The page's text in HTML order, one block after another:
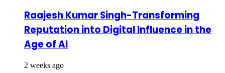
Raajesh Kumar Singh-Transforming
Reputation into Digital Influence in the
Age of AI
2 weeks ago